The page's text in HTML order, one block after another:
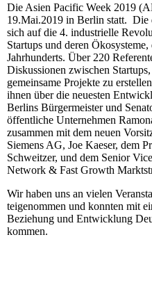
Die Asien Pacific Week 2019
19.Mai.2019 in Berlin statt. Die
sich auf die 4. industrielle
Startups und deren
Jahrhunderts. Über 220
Diskussionen zwischen
gemeinsame Projekte zu
ihnen über die neuesten
Berlins Bürgermeister und
öffentliche Unternehmen
zusammen mit dem neuen
Siemens AG, Joe Kaeser, dem
Schweitzer, und dem Senior
Network & Fast Growth
Wir haben uns an vielen
teigenommen und konnten mit
Beziehung und Entwicklung
kommen.